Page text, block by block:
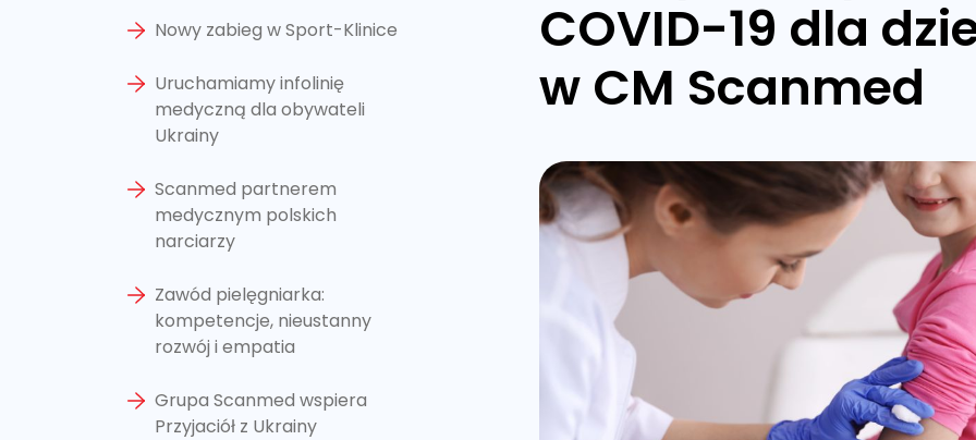
Nowy zabieg w Sport-Klinice
Uruchamiamy infolinię
medyczną dla obywateli
Ukrainy
Scanmed partnerem
medycznym polskich
narciarzy
Zawód pielęgniarka:
kompetencje, nieustanny
rozwój i empatia
Grupa Scanmed wspiera
Przyjaciół z Ukrainy
COVID-19 dla
w CM Scanmed